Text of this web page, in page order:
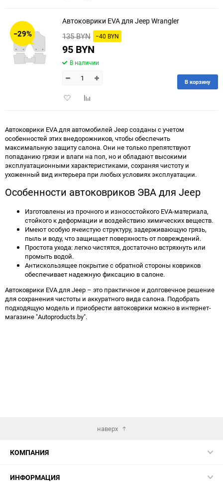
−29%
Автоковрики EVA для Jeep Wrangler
135 BYN −40 BYN
95 BYN
В наличии
ДобавитьДобавить
В корзину
Автоковрики EVA для автомобилей Jeep созданы с учетом
особенностей этих внедорожников, чтобы обеспечить
максимальную защиту салона. Они не только препятствуют
попаданию грязи и влаги на пол, но и обладают высокими
эксплуатационными характеристиками, сохраняя чистоту и
ухоженный вид интерьера при любых условиях эксплуатации.
Особенности автоковриков ЭВА для Jeep
Изготовлены из прочного и износостойкого EVA-материала,
стойкого к деформации и воздействию химических веществ.
Имеют особую ячеистую структуру, задерживающую грязь,
пыль и воду, что защищает поверхность от повреждений.
Простота ухода: легко чистятся, достаточно встряхнуть или
промыть водой.
Антискользящее покрытие с обратной стороны ковриков
обеспечивает надежную фиксацию в салоне.
Автоковрики EVA для Jeep – это практичное и долговечное решение
для сохранения чистоты и аккуратного вида салона. Подобрать
подходящую модель и приобрести автоковрики можно в интернет-
магазине "Autoproducts.by".
наверх
КОМПАНИЯ
ИНФОРМАЦИЯ